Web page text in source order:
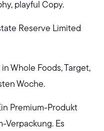
playful Copy.
Reserve Limited
Whole Foods, Target,
Woche.
Premium-Produkt
Verpackung. Es